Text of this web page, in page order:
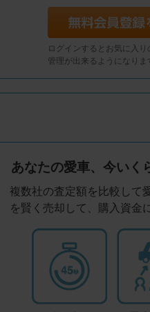
ログインするとお気に入
管理が出来るようになりま
あなたの愛車、今いく
複数社の査定額を比較して
を賢く売却して、購入資金